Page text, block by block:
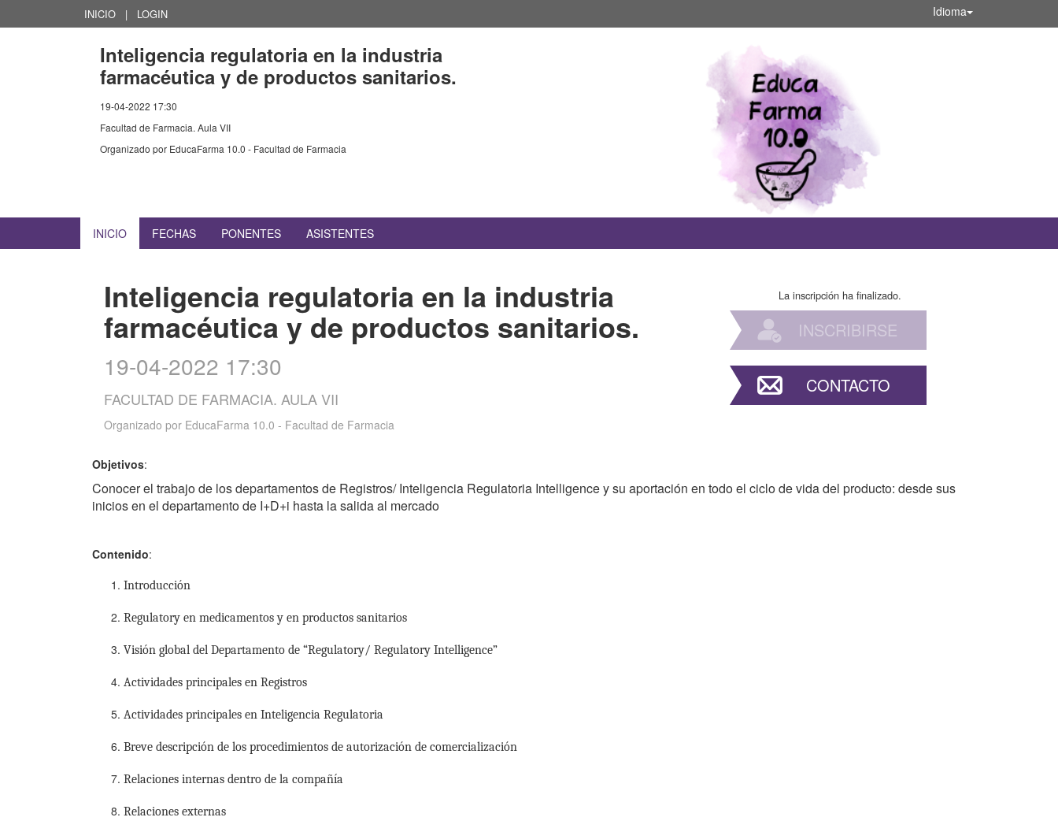
INICIO | LOGIN Idioma
Inteligencia regulatoria en la industria
farmacéutica y de productos sanitarios.
19-04-2022 17:30
Facultad de Farmacia. Aula VII
Organizado por EducaFarma 10.0 - Facultad de Farmacia
INICIO FECHAS PONENTES ASISTENTES
Inteligencia regulatoria en la industria
farmacéutica y de productos sanitarios.
19-04-2022 17:30
FACULTAD DE FARMACIA. AULA VII
Organizado por EducaFarma 10.0 - Facultad de Farmacia
La inscripción ha finalizado.
INSCRIBIRSE
CONTACTO
Objetivos:
Conocer el trabajo de los departamentos de Registros/ Inteligencia Regulatoria Intelligence y su aportación en todo el ciclo de vida del producto: desde sus
inicios en el departamento de I+D+i hasta la salida al mercado
Contenido:
Introducción
Regulatory en medicamentos y en productos sanitarios
Visión global del Departamento de “Regulatory/ Regulatory Intelligence”
Actividades principales en Registros
Actividades principales en Inteligencia Regulatoria
Breve descripción de los procedimientos de autorización de comercialización
Relaciones internas dentro de la compañía
Relaciones externas